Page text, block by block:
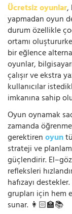
Ücretsiz oyunlar,
yapmadan oyun
durum özellikle
ortamı
bir eğlence
oyunlar,
çalışır ve ekstra
kullanıcılar
imkanına sahip
Oyun oynamak
zamanda
gerektirenoyun
strateji ve
güçlendirir.
refleksleri
hafızayı
grupları için
sunar. 👩🏻‍🏫📚